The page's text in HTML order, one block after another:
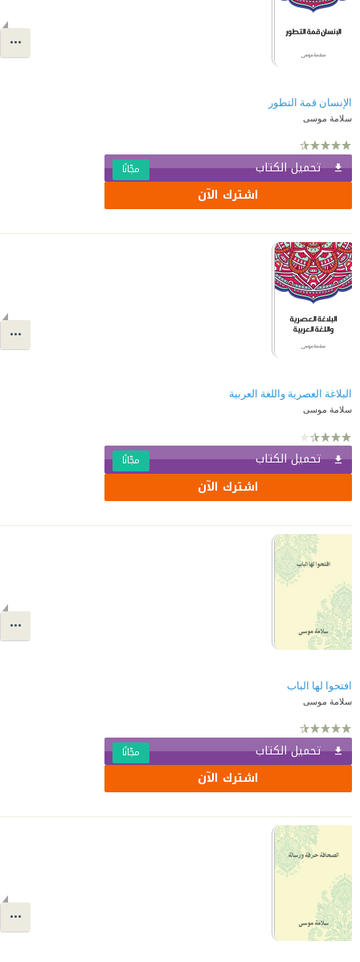
الإنسان قمة التطور
سلامة موسى
تحميل الكتاب مجّانًا
اشترك الآن
البلاغة العصرية واللغة العربية
سلامة موسى
تحميل الكتاب مجّانًا
اشترك الآن
افتحوا لها الباب
سلامة موسى
تحميل الكتاب مجّانًا
اشترك الآن